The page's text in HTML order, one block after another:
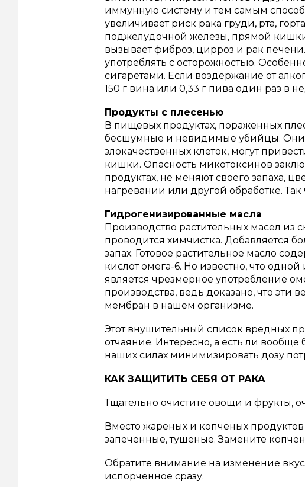
иммунную систему и тем самым
увеличивает риск рака груди, рта,
поджелудочной железы, прямой
вызывает фиброз, цирроз и рак печени.
употреблять с осторожностью.
сигаретами. Если воздержание от
150 г вина или 0,33 г пива один раз в
Продукты с плесенью
В пищевых продуктах, пораженных
бесшумные и невидимые убийцы. Они
злокачественных клеток, могут
кишки. Опасность микотоксинов
продуктах, не меняют своего запаха,
нагревании или другой обработке. Так
Гидрогенизированные масла
Производство растительных масел
проводится химчистка. Добавляется
запах. Готовое растительное масло
кислот омега-6. Но известно, что
является чрезмерное употребление
производства, ведь доказано, что эти
мембран в нашем организме.
Этот внушительный список вредных
отчаяние. Интересно, а есть ли вообще
наших силах минимизировать дозу
КАК ЗАЩИТИТЬ СЕБЯ ОТ РАКА
Тщательно очистите овощи и фрукты,
Вместо жареных и копченых
запеченные, тушеные.Замените
Обратите внимание на изменение
испорченное сразу.